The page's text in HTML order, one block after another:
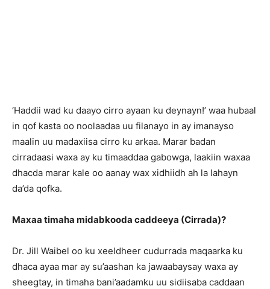
‘Haddii wad ku daayo cirro ayaan ku deynayn!’ waa hubaal
in qof kasta oo noolaadaa uu filanayo in ay imanayso
maalin uu madaxiisa cirro ku arkaa. Marar badan
cirradaasi waxa ay ku timaaddaa gabowga, laakiin waxaa
dhacda marar kale oo aanay wax xidhiidh ah la lahayn
da’da qofka.
Maxaa timaha midabkooda caddeeya (Cirrada)?
Dr. Jill Waibel oo ku xeeldheer cudurrada maqaarka ku
dhaca ayaa mar ay su’aashan ka jawaabaysay waxa ay
sheegtay, in timaha bani’aadamku uu sidiisaba caddaan